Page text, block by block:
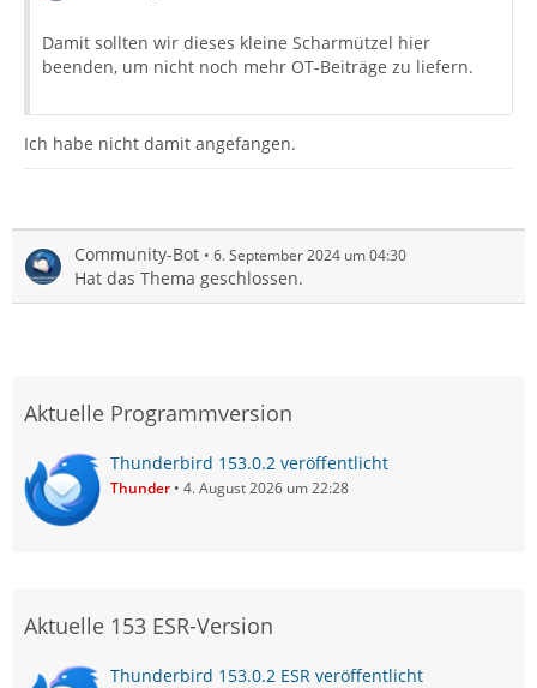
Damit sollten wir dieses kleine Scharmützel hier
beenden, um nicht noch mehr OT-Beiträge zu liefern.
Ich habe nicht damit angefangen.
Community-Bot 6. September 2024 um 04:30
Hat das Thema geschlossen.
Aktuelle Programmversion
Thunderbird 153.0.2 veröffentlicht
Thunder 4. August 2026 um 22:28
Aktuelle 153 ESR-Version
Thunderbird 153.0.2 ESR veröffentlicht